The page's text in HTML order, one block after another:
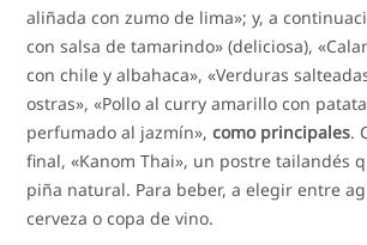
aliñada con zumo de lima»; y, a
con salsa de tamarindo» (deliciosa),
con chile y albahaca», «Verduras
ostras», «Pollo al curry amarillo con
perfumado al jazmín»,como principales.
final, «Kanom Thai», un postre tailandés
piña natural. Para beber, a elegir entre
cerveza o copa de vino.